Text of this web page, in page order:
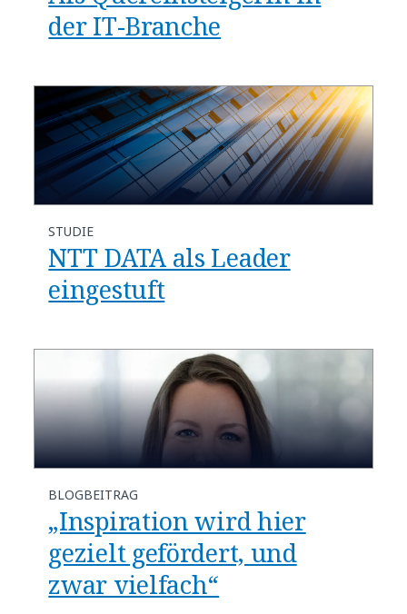
der IT-Branche
STUDIE
NTT DATA als Leader
eingestuft
BLOGBEITRAG
„Inspiration wird hier
gezielt gefördert, und
zwar vielfach“